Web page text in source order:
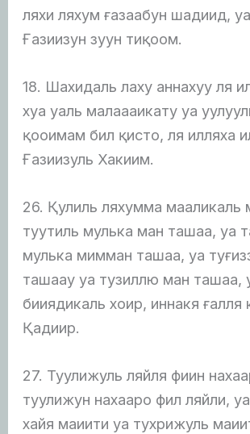
ляхи ляхум ғазаабун шадиид,
Ғазиизун зуун тиқоом.
18. Шахидаль лаху аннахуу ля
хуа уаль малаааикату уа
қооимам бил қисто, ля илляха
Ғазиизуль Хакиим.
26. Қулиль ляхумма мааликаль
туутиль мулька ман ташаа, уа
мулька мимман ташаа, уа
ташаау уа тузиллю ман ташаа,
бииядикаль хоир, иннакя ғалля
Қадиир.
27. Туулижуль ляйля фиин
туулижун нахааро фил ляйли,
хайя маиити уа тухрижуль